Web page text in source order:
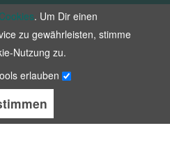
RehaVitalisPlus e.V.
Cookies. Um Dir einen
zu gewährleisten, stimme
Nutzung zu.
erlauben